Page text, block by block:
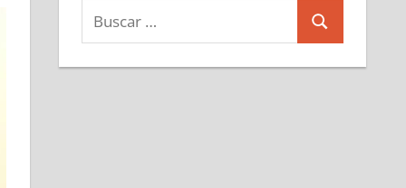
Buscar:
Buscar